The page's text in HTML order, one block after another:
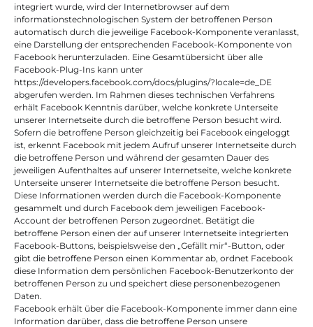
integriert wurde, wird der Internetbrowser auf dem
informationstechnologischen System der betroffenen Person
automatisch durch die jeweilige Facebook-Komponente veranlasst,
eine Darstellung der entsprechenden Facebook-Komponente von
Facebook herunterzuladen. Eine Gesamtübersicht über alle
Facebook-Plug-Ins kann unter
https://developers.facebook.com/docs/plugins/?locale=de_DE
abgerufen werden. Im Rahmen dieses technischen Verfahrens
erhält Facebook Kenntnis darüber, welche konkrete Unterseite
unserer Internetseite durch die betroffene Person besucht wird.
Sofern die betroffene Person gleichzeitig bei Facebook eingeloggt
ist, erkennt Facebook mit jedem Aufruf unserer Internetseite durch
die betroffene Person und während der gesamten Dauer des
jeweiligen Aufenthaltes auf unserer Internetseite, welche konkrete
Unterseite unserer Internetseite die betroffene Person besucht.
Diese Informationen werden durch die Facebook-Komponente
gesammelt und durch Facebook dem jeweiligen Facebook-
Account der betroffenen Person zugeordnet. Betätigt die
betroffene Person einen der auf unserer Internetseite integrierten
Facebook-Buttons, beispielsweise den „Gefällt mir“-Button, oder
gibt die betroffene Person einen Kommentar ab, ordnet Facebook
diese Information dem persönlichen Facebook-Benutzerkonto der
betroffenen Person zu und speichert diese personenbezogenen
Daten.
Facebook erhält über die Facebook-Komponente immer dann eine
Information darüber, dass die betroffene Person unsere